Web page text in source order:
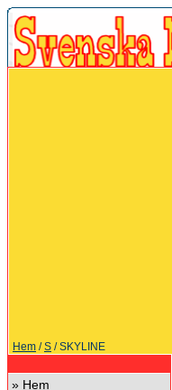
Hem /S / SKYLINE
» Hem